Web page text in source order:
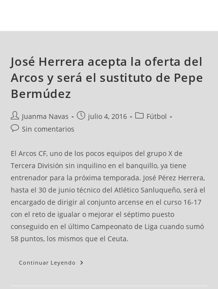
José Herrera acepta la oferta del
Arcos y será el sustituto de Pepe
Bermúdez
Juanma Navas julio 4, 2016
Fútbol
Sin comentarios
El Arcos CF, uno de los pocos equipos del grupo X de
Tercera División sin inquilino en el banquillo, ya tiene
entrenador para la próxima temporada. José Pérez Herrera,
hasta el 30 de junio técnico del Atlético Sanluqueño, será el
encargado de dirigir al conjunto arcense en el curso 16-17
con el reto de igualar o mejorar el séptimo puesto
conseguido en el último Campeonato de Liga cuando sumó
58 puntos, los mismos que el Ceuta.
Continuar Leyendo